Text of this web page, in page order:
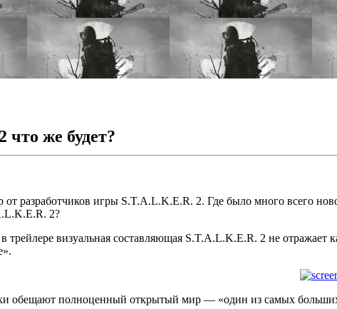
что же будет?
разработчиков игры S.T.A.L.K.E.R. 2. Где было много всего
2?
трейлере визуальная составляющая S.T.A.L.K.E.R. 2 не
обещают полноценный открытый мир — «один из самых